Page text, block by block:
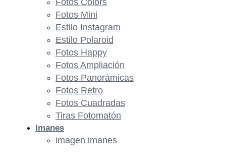
Fotos Colors
Fotos Mini
Estilo Instagram
Estilo Polaroid
Fotos Happy
Fotos Ampliación
Fotos Panorámicas
Fotos Retro
Fotos Cuadradas
Tiras Fotomatón
Imanes
imagen imanes